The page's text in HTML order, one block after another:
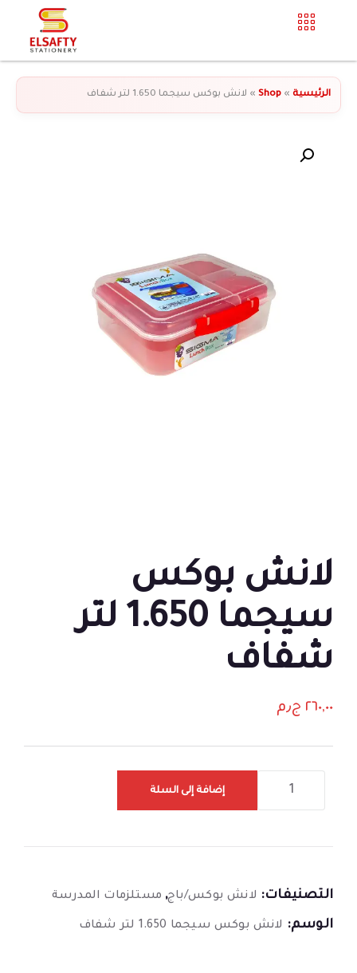
الرئيسية »
Shop
» لانش بوكس سيجما 1.650 لتر شفاف
لانش بوكس
سيجما 1.650 لتر
شفاف
٢٦٠,٠٠ ج٫م
إضافة إلى السلة
التصنيفات: لانش بوكس/باج, مستلزمات المدرسة
الوسم: لانش بوكس سيجما 1.650 لتر شفاف